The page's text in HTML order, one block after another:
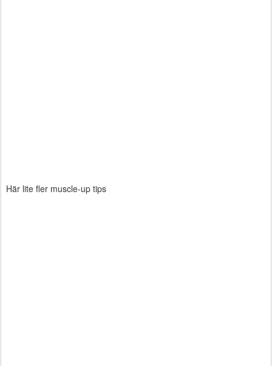
Här lite fler muscle-up tips